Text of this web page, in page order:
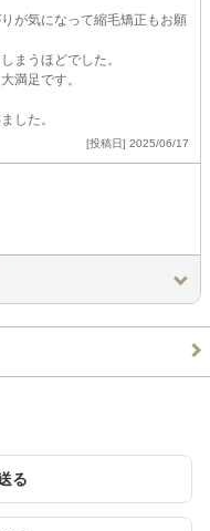
が気になって縮毛矯正もお願
まうほどでした。
満足です。
した。
[投稿日] 2025/06/17
る